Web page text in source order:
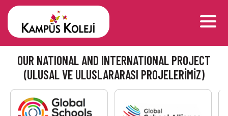
OUR NATIONAL AND INTERNATIONAL PROJECT
(ULUSAL VE ULUSLARARASI PROJELERİMİZ)